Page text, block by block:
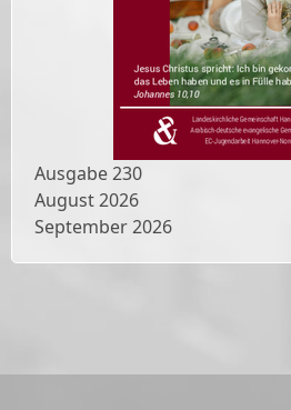
Ausgabe230
August 2026
September 2026